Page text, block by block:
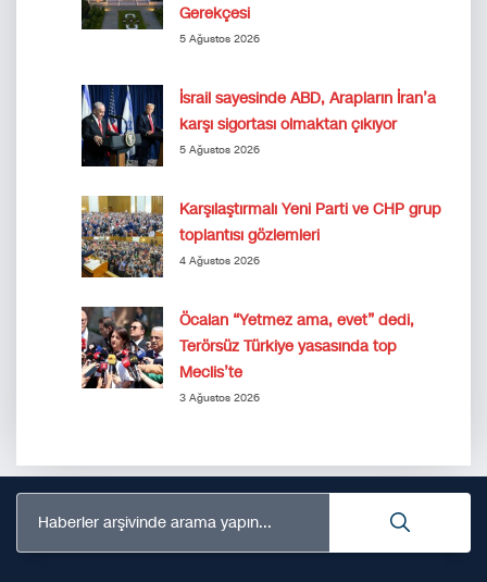
Gerekçesi
5 Ağustos 2026
İsrail sayesinde ABD, Arapların İran’a
karşı sigortası olmaktan çıkıyor
5 Ağustos 2026
Karşılaştırmalı Yeni Parti ve CHP grup
toplantısı gözlemleri
4 Ağustos 2026
Öcalan “Yetmez ama, evet” dedi,
Terörsüz Türkiye yasasında top
Meclis’te
3 Ağustos 2026
Haberler arşivinde arama yapın...